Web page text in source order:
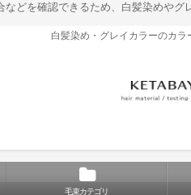
どを確認できるため、白髪染めや
白髪染め・グレイカラーのカラ
毛束カテゴリ